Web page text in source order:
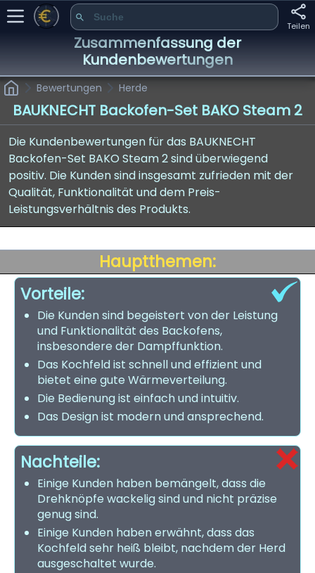
Teilen
Zusammenfassung der
Kundenbewertungen
Bewertungen Herde
BAUKNECHT Backofen-Set BAKO Steam 2
Die Kundenbewertungen für das BAUKNECHT
Backofen-Set BAKO Steam 2 sind überwiegend
positiv. Die Kunden sind insgesamt zufrieden mit der
Qualität, Funktionalität und dem Preis-
Leistungsverhältnis des Produkts.
Hauptthemen:
Vorteile:
Die Kunden sind begeistert von der Leistung
und Funktionalität des Backofens,
insbesondere der Dampffunktion.
Das Kochfeld ist schnell und effizient und
bietet eine gute Wärmeverteilung.
Die Bedienung ist einfach und intuitiv.
Das Design ist modern und ansprechend.
Nachteile:
Einige Kunden haben bemängelt, dass die
Drehknöpfe wackelig sind und nicht präzise
genug sind.
Einige Kunden haben erwähnt, dass das
Kochfeld sehr heiß bleibt, nachdem der Herd
ausgeschaltet wurde.